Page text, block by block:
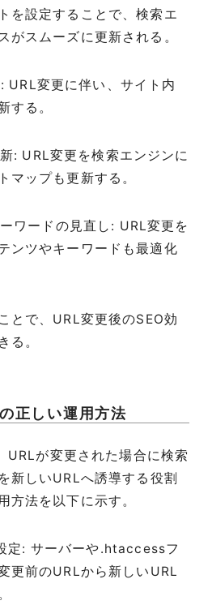
を設定することで、検索エ
がスムーズに更新される。
URL変更に伴い、サイト内
する。
: URL変更を検索エンジンに
マップも更新する。
ワードの見直し: URL変更を
ンツやキーワードも最適化
とで、URL変更後のSEO効
る。
正しい運用方法
URLが変更された場合に検索
新しいURLへ誘導する役割
方法を以下に示す。
定: サーバーや.htaccessフ
更前のURLから新しいURL